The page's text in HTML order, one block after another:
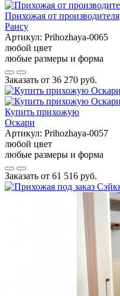
Прихожая от производителя
Рансу
Артикул: Prihozhaya-0065
любой цвет
любые размеры и форма
Заказать от 36 270 руб.
Купить прихожую
Оскари
Артикул: Prihozhaya-0057
любой цвет
любые размеры и форма
Заказать от 61 516 руб.